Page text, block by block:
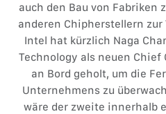
auch den Bau von Fabriken
anderen Chipherstellern
Intel hat kürzlich Naga
Technology als neuen Chief
an Bord geholt, um die
Unternehmens zu
wäre der zweite innerhalb